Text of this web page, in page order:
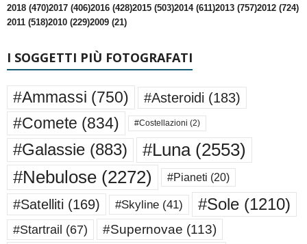
2018 (470)2017 (406)2016 (428)2015 (503)2014 (611)2013 (757)2012 (724)
2011 (518)2010 (229)2009 (21)
I SOGGETTI PIÙ FOTOGRAFATI
#Ammassi (750) #Asteroidi (183)
#Comete (834) #Costellazioni (2)
#Galassie (883) #Luna(2553)
#Nebulose (2272) #Pianeti (20)
#Satelliti (169) #Skyline (41) #Sole (1210)
#Startrail (67) #Supernovae (113)